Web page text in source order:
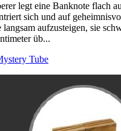
legt eine Banknote flach
sich und auf
langsam aufzusteigen, sie
üb...
Tube